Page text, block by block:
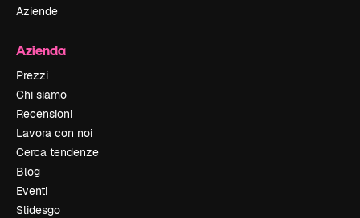
Aziende
Azienda
Prezzi
Chi siamo
Recensioni
Lavora con noi
Cerca tendenze
Blog
Eventi
Slidesgo